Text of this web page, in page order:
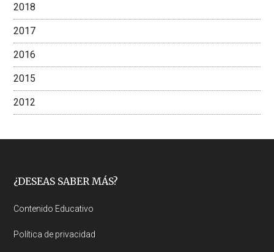
2018
2017
2016
2015
2012
Footer
¿DESEAS SABER MÁS?
Contenido Educativo
Política de privacidad